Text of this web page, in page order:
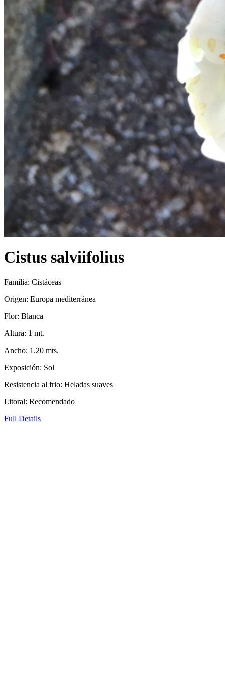
Cistus salviifolius
Familia: Cistáceas
Origen: Europa mediterránea
Flor: Blanca
Altura: 1 mt.
Ancho: 1.20 mts.
Exposición: Sol
Resistencia al frio: Heladas suaves
Litoral: Recomendado
Full Details